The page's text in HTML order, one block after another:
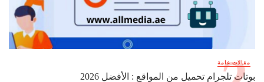
مقالات عامة
بوتات تلجرام تحميل من المواقع : الأفضل 2026